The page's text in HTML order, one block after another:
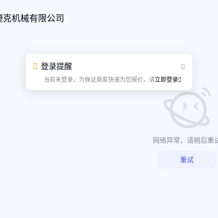
克机械有限公司
登录提醒
当前未登录，为保证商家快速为您报价，请立即登录
网络异常，请稍后重
重试